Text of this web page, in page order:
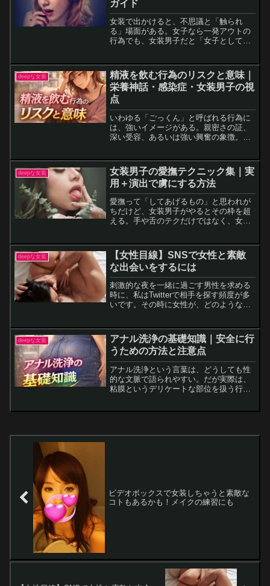
ガイド
女装で出かけると、不思議と「触られ
る」場面がある。女子なら一発アウトの
行為でも、女装男子だと「女子として見
られる訳だが・・・）もちろん触ってい
いわけじゃないし、犯罪は犯...
deepな女装
精液を飲む行為のリスクと意味｜
栄養神話・感染症・女装男子の視
点
いわゆる「ごっくん」と呼ばれる行為に
は、強いイメージがある。親密さの証、
深い受容、あるいは強い興奮の象徴。一
れがちだ。「栄養がある」「健康に良
い」という話も耳にするが、...
deepな女装
女装男子の愛撫テクニック集｜実
用＋演出で虜にする方法
愛撫って「してあげるもの」と思われが
ちだけど、女装男子がやるとその枠を超
える。手や舌のテクだけではなく、女子
の前戯が「虜にするプレイ」に変わる。
僕自身、しごくだけの愛撫...
deepな女装
【女性目線】SNSで女性と素敵
な出会いをするには
刺激的な夜を一緒に過ごす男性を求める
時に、私はTwitterで相手を探す頻度が多
いです。その時に女性が、どのような基
を求める時に、お手本にしてもらえると
幸いで...
deepな女装
アナル洗浄の基礎知識｜安全に行
うための方法と注意点
アナル洗浄という言葉は、どうしても性
的な文脈で語られやすい。だが実際は、
粘膜というデリケートな部位を扱う行為
ビデオボックスで女装しちゃうと素敵な
コトもあるかも！メイクの練習にも